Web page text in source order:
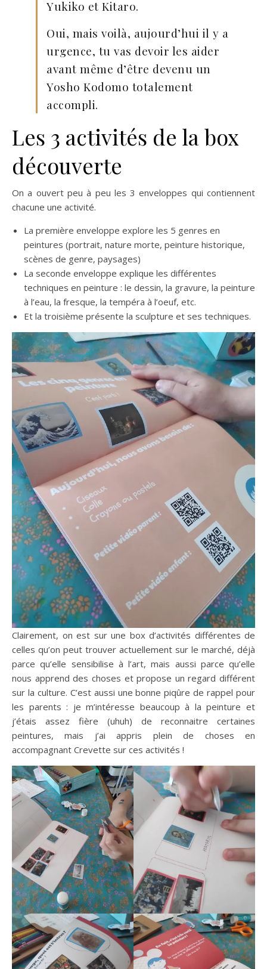
Yukiko et Kitaro.
Oui, mais voilà, aujourd’hui il y a
urgence, tu vas devoir les aider
avant même d’être devenu un
Yosho Kodomo totalement
accompli.
Les 3 activités de la box
découverte
On a ouvert peu à peu les 3 enveloppes qui contiennent
chacune une activité.
La première enveloppe explore les 5 genres en
peintures (portrait, nature morte, peinture historique,
scènes de genre, paysages)
La seconde enveloppe explique les différentes
techniques en peinture : le dessin, la gravure, la peinture
à l’eau, la fresque, la tempéra à l’oeuf, etc.
Et la troisième présente la sculpture et ses techniques.
Clairement, on est sur une box d’activités différentes de
celles qu’on peut trouver actuellement sur le marché, déjà
parce qu’elle sensibilise à l’art, mais aussi parce qu’elle
nous apprend des choses et propose un regard différent
sur la culture. C’est aussi une bonne piqûre de rappel pour
les parents : je m’intéresse beaucoup à la peinture et
j’étais assez fière (uhuh) de reconnaitre certaines
peintures, mais j’ai appris plein de choses en
accompagnant Crevette sur ces activités !